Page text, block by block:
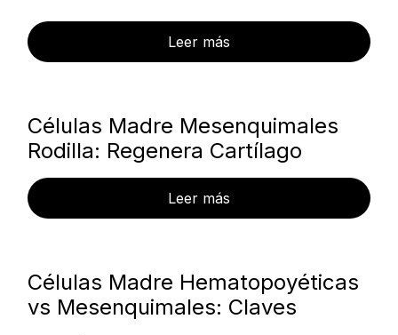
Leer más
Células Madre Mesenquimales
Rodilla: Regenera Cartílago
Leer más
Células Madre Hematopoyéticas
vs Mesenquimales: Claves